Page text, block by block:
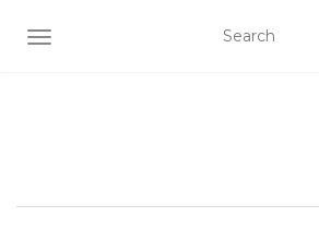
SCHALTE NAVIGATION